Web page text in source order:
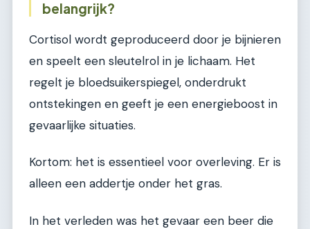
belangrijk?
Cortisol wordt geproduceerd door je bijnieren
en speelt een sleutelrol in je lichaam. Het
regelt je bloedsuikerspiegel, onderdrukt
ontstekingen en geeft je een energieboost in
gevaarlijke situaties.
Kortom: het is essentieel voor overleving. Er is
alleen een addertje onder het gras.
In het verleden was het gevaar een beer die